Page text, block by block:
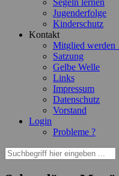
Segeln lernen
Jugenderfolge
Kinderschutz
Kontakt
Mitglied
Satzung
Gelbe Welle
Links
Impressum
Datenschutz
Vorstand
Login
Probleme ?
Suchen
Suchen
nach: